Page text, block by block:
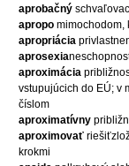
aprobačný
apropo mimochodom,
apropriácia
aprosexia
aproximácia
vstupujúcich do EÚ; v
číslom
aproximatívny
aproximovať
krokmi